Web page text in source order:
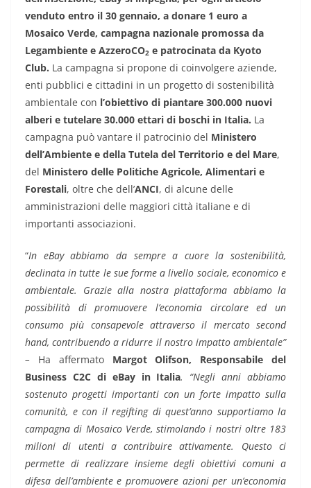
venduto entro il 30 gennaio, a donare 1 euro a
Mosaico Verde, campagna nazionale promossa da
Legambiente e AzzeroCO2 e patrocinata da Kyoto
Club. La campagna si propone di coinvolgere aziende,
enti pubblici e cittadini in un progetto di sostenibilità
ambientale con l’obiettivo di piantare 300.000 nuovi
alberi e tutelare 30.000 ettari di boschi in Italia. La
campagna può vantare il patrocinio del Ministero
dell’Ambiente e della Tutela del Territorio e del Mare,
del Ministero delle Politiche Agricole, Alimentari e
Forestali, oltre che dell’ANCI, di alcune delle
amministrazioni delle maggiori città italiane e di
importanti associazioni.
“In eBay abbiamo da sempre a cuore la sostenibilità,
declinata in tutte le sue forme a livello sociale, economico e
ambientale. Grazie alla nostra piattaforma abbiamo la
possibilità di promuovere l’economia circolare ed un
consumo più consapevole attraverso il mercato second
hand, contribuendo a ridurre il nostro impatto ambientale”
– Ha affermato Margot Olifson, Responsabile del
Business C2C di eBay in Italia. “Negli anni abbiamo
sostenuto progetti importanti con un forte impatto sulla
comunità, e con il regifting di quest’anno supportiamo la
campagna di Mosaico Verde, stimolando i nostri oltre 183
milioni di utenti a contribuire attivamente. Questo ci
permette di realizzare insieme degli obiettivi comuni a
difesa dell’ambiente e promuovere azioni per un’economia